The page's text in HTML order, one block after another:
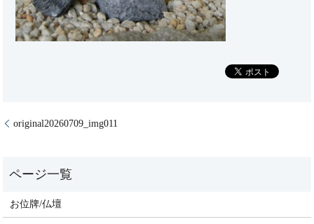
original20260709_img011
お位牌/仏壇